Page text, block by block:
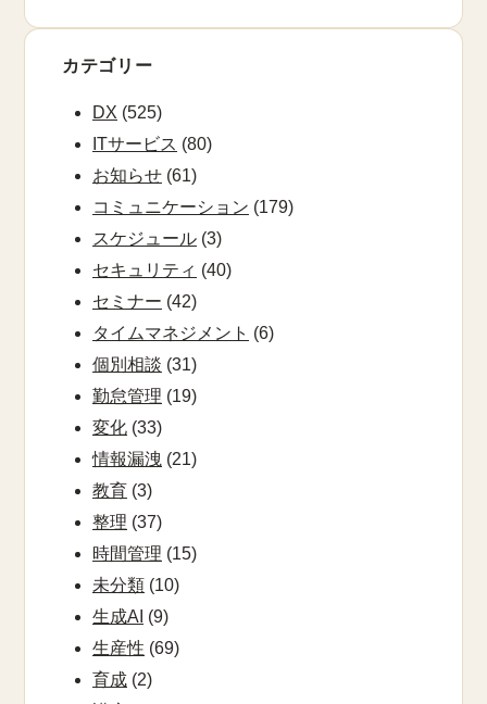
カテゴリー
DX (525)
ITサービス (80)
お知らせ (61)
コミュニケーション (179)
スケジュール (3)
セキュリティ (40)
セミナー (42)
タイムマネジメント (6)
個別相談 (31)
勤怠管理 (19)
変化 (33)
情報漏洩 (21)
教育 (3)
整理 (37)
時間管理 (15)
未分類 (10)
生成AI (9)
生産性 (69)
育成 (2)